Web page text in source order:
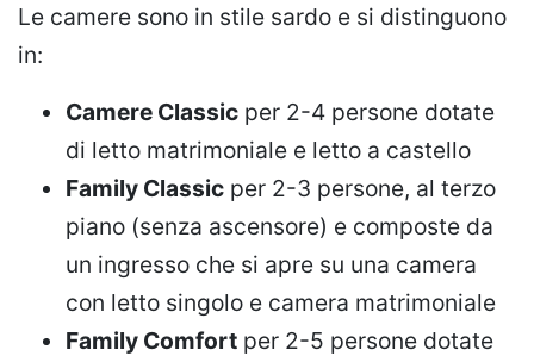
Le camere sono in stile sardo e si distinguono
in:
Camere Classic per 2-4 persone dotate
di letto matrimoniale e letto a castello
Family Classic per 2-3 persone, al terzo
piano (senza ascensore) e composte da
un ingresso che si apre su una camera
con letto singolo e camera matrimoniale
Family Comfort per 2-5 persone dotate